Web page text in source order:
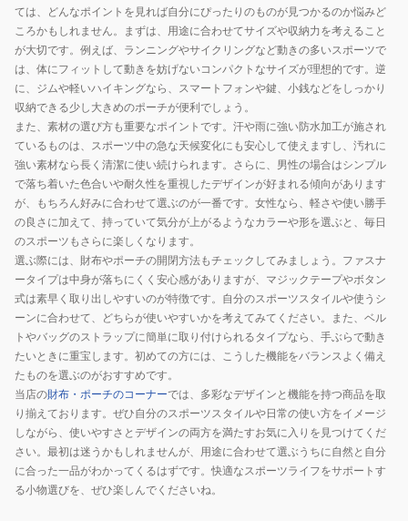
ては、どんなポイントを見れば自分にぴったりのものが見つかるのか悩みど
ころかもしれません。まずは、用途に合わせてサイズや収納力を考えること
が大切です。例えば、ランニングやサイクリングなど動きの多いスポーツで
は、体にフィットして動きを妨げないコンパクトなサイズが理想的です。逆
に、ジムや軽いハイキングなら、スマートフォンや鍵、小銭などをしっかり
収納できる少し大きめのポーチが便利でしょう。
また、素材の選び方も重要なポイントです。汗や雨に強い防水加工が施され
ているものは、スポーツ中の急な天候変化にも安心して使えますし、汚れに
強い素材なら長く清潔に使い続けられます。さらに、男性の場合はシンプル
で落ち着いた色合いや耐久性を重視したデザインが好まれる傾向があります
が、もちろん好みに合わせて選ぶのが一番です。女性なら、軽さや使い勝手
の良さに加えて、持っていて気分が上がるようなカラーや形を選ぶと、毎日
のスポーツもさらに楽しくなります。
選ぶ際には、財布やポーチの開閉方法もチェックしてみましょう。ファスナ
ータイプは中身が落ちにくく安心感がありますが、マジックテープやボタン
式は素早く取り出しやすいのが特徴です。自分のスポーツスタイルや使うシ
ーンに合わせて、どちらが使いやすいかを考えてみてください。また、ベル
トやバッグのストラップに簡単に取り付けられるタイプなら、手ぶらで動き
たいときに重宝します。初めての方には、こうした機能をバランスよく備え
たものを選ぶのがおすすめです。
当店の財布・ポーチのコーナーでは、多彩なデザインと機能を持つ商品を取
り揃えております。ぜひ自分のスポーツスタイルや日常の使い方をイメージ
しながら、使いやすさとデザインの両方を満たすお気に入りを見つけてくだ
さい。最初は迷うかもしれませんが、用途に合わせて選ぶうちに自然と自分
に合った一品がわかってくるはずです。快適なスポーツライフをサポートす
る小物選びを、ぜひ楽しんでくださいね。